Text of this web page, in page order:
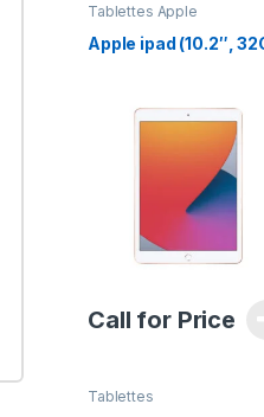
Tablettes Apple
Apple ipad (10.2″,
Call for Price
Tablettes